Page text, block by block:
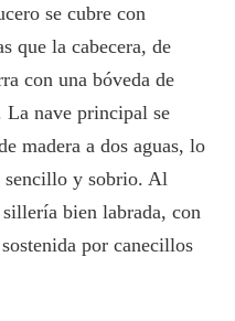
se cubre con
que la cabecera, de
con una bóveda de
La nave principal se
madera a dos aguas, lo
sencillo y sobrio. Al
bien labrada, con
por canecillos